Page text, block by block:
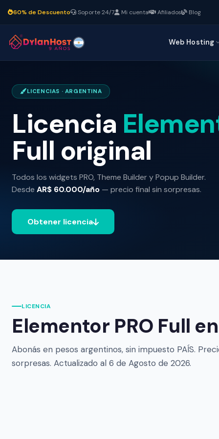
60% de Descuento Soporte 24/7 Mi cuenta Afiliados Blog
Web Hosting
LICENCIAS · ARGENTINA
Licencia
Full original
Todos los widgets PRO, Theme Builder y Popup Builder.
Desde AR$ 60.000/año — precio final sin sorpresas.
Obtener licencia
LICENCIA
Elementor PRO Full
Abonás en pesos argentinos, sin impuesto PAÍS.
sorpresas. Actualizado al 6 de Agosto de 2026.